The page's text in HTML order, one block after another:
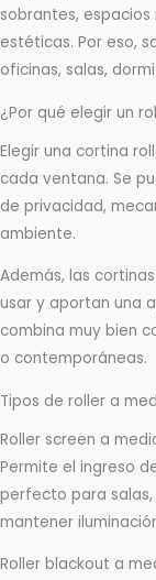
sobrantes,
estéticas. Por eso,
oficinas, salas,
¿Por qué elegir un
Elegir una cortina
cada ventana. Se
de privacidad,
ambiente.
Además, las
usar y aportan una
combina muy bien
o contemporáneas.
Tipos de roller a
Roller screen a
Permite el ingreso
perfecto para
mantener
Roller blackout a